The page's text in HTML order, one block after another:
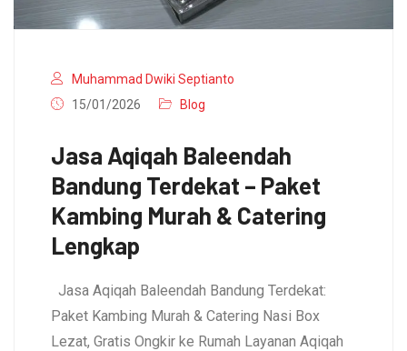
Muhammad Dwiki Septianto
15/01/2026
Blog
Jasa Aqiqah Baleendah
Bandung Terdekat – Paket
Kambing Murah & Catering
Lengkap
Jasa Aqiqah Baleendah Bandung Terdekat:
Paket Kambing Murah & Catering Nasi Box
Lezat, Gratis Ongkir ke Rumah Layanan Aqiqah